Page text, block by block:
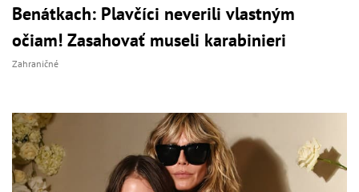
Benátkach: Plavčíci neverili vlastným
očiam! Zasahovať museli karabinieri
Zahraničné